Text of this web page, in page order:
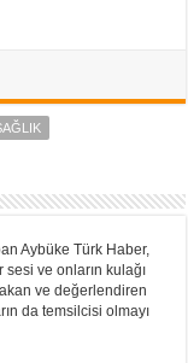
Aybüke Türk Haber,
ve onların kulağı
ve değerlendiren
da temsilcisi olmayı